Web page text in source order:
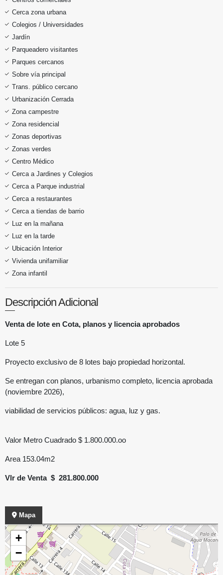
Cerca zona urbana
Colegios / Universidades
Jardín
Parqueadero visitantes
Parques cercanos
Sobre vía principal
Trans. público cercano
Urbanización Cerrada
Zona campestre
Zona residencial
Zonas deportivas
Zonas verdes
Centro Médico
Cerca a Jardines y Colegios
Cerca a Parque industrial
Cerca a restaurantes
Cerca a tiendas de barrio
Luz en la mañana
Luz en la tarde
Ubicación Interior
Vivienda unifamiliar
Zona infantil
Descripción Adicional
Venta de lote en Cota, planos y licencia aprobados
Lote 5
Proyecto exclusivo de 8 lotes bajo propiedad horizontal.
Se entregan con planos, urbanismo completo, licencia aprobada
(noviembre 2026),
viabilidad de servicios públicos: agua, luz y gas.
Valor Metro Cuadrado $ 1.800.000.oo
Area 153.04m2
Vlr de Venta $ 281.800.000
Mapa
+
−